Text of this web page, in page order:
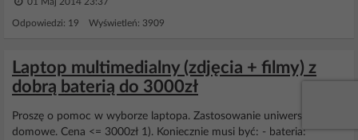
Odpowiedzi: 19 Wyświetleń: 3909
Laptop multimedialny (zdjęcia + filmy) z
dobrą baterią do 3000zł
Proszę o pomoc w wyborze laptopa. Zastosowanie uniwersalne,
domowe. Cena <= 3000zł 1). Koniecznie musi być: - bateria: